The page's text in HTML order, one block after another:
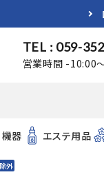
TEL : 059-
営業時間 -10:00～
機器 エステ用品
外